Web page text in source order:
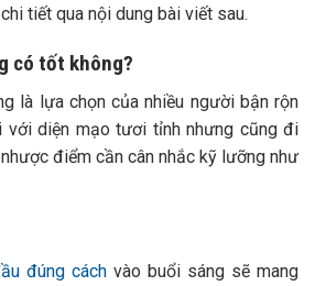
tiết qua nội dung bài viết sau.
có tốt không?
là lựa chọn của nhiều người bận rộn
với diện mạo tươi tỉnh nhưng cũng đi
điểm cần cân nhắc kỹ lưỡng như
đúng cách vào buổi sáng sẽ mang